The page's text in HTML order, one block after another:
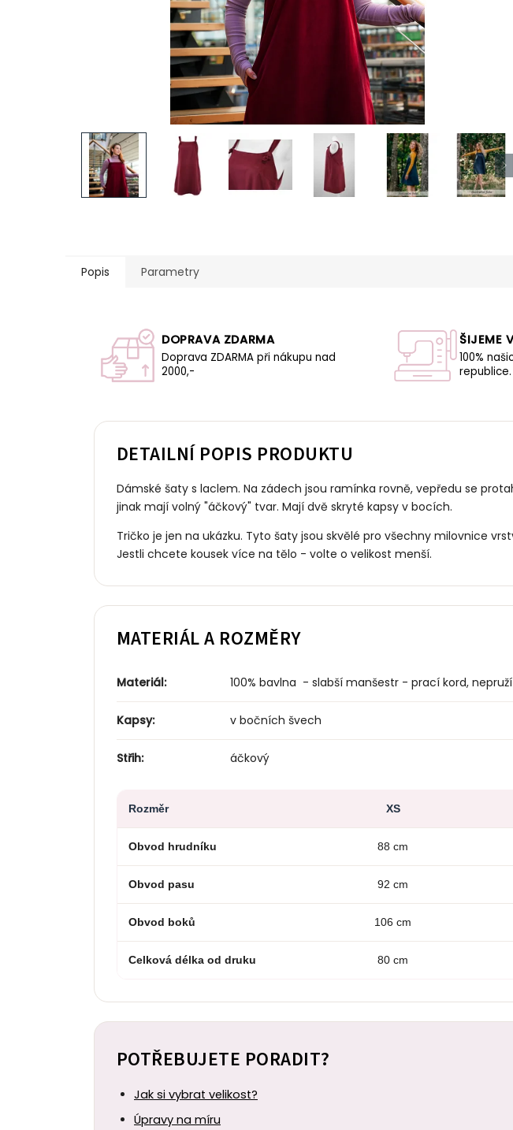
Popis Parametry
DOPRAVA ZDARMA
Doprava ZDARMA při nákupu nad
2000,-
ŠIJEME
100%
republice.
DETAILNÍ POPIS PRODUKTU
Dámské šaty s laclem. Na zádech jsou ramínka rovně, vepředu se
jinak mají volný "áčkový" tvar. Mají dvě skryté kapsy v bocích.
Tričko je jen na ukázku. Tyto šaty jsou skvělé pro všechny milovnice
Jestli chcete kousek více na tělo - volte o velikost menší.
MATERIÁL A ROZMĚRY
Materiál: 100% bavlna - slabší manšestr - prací kord, nepruží
Kapsy: v bočních švech
Střih: áčkový
Rozměr XS
Obvod hrudníku 88 cm
Obvod pasu 92 cm
Obvod boků 106 cm
Celková délka od druku 80 cm
POTŘEBUJETE PORADIT?
Jak si vybrat velikost?
Úpravy na míru